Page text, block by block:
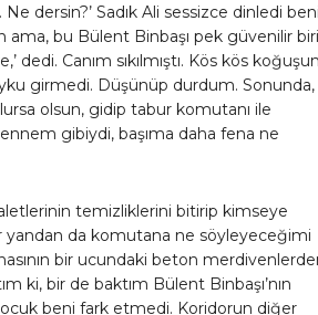
dersin?’ Sadık Ali sessizce dinledi
ama, bu Bülent Binbaşı pek güvenilir biri
dedi. Canım sıkılmıştı. Kös kös
girmedi. Düşünüp durdum.
olsun, gidip tabur komutanı ile
gibiydi, başıma daha fena ne
temizliklerini bitirip kimseye
yandan da komutana ne söyleyeceğimi
bir ucundaki beton
ki, bir de baktım Bülent Binbaşı’nın
beni fark etmedi. Koridorun diğer